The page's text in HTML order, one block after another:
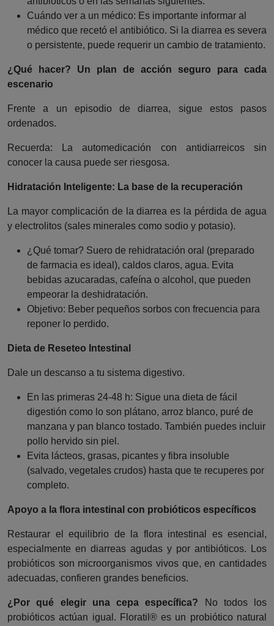
Cuándo ver a un médico: Es importante informar al
médico que recetó el antibiótico. Si la diarrea es severa
o persistente, puede requerir un cambio de tratamiento.
¿Qué hacer? Un plan de acción seguro para cada
escenario
Frente a un episodio de diarrea, sigue estos pasos
ordenados.
Recuerda: La automedicación con antidiarreicos sin
conocer la causa puede ser riesgosa.
Hidratación Inteligente: La base de la recuperación
La mayor complicación de la diarrea es la pérdida de agua
y electrolitos (sales minerales como sodio y potasio).
¿Qué tomar? Suero de rehidratación oral (preparado
de farmacia es ideal), caldos claros, agua. Evita
bebidas azucaradas, cafeína o alcohol, que pueden
empeorar la deshidratación.
Objetivo: Beber pequeños sorbos con frecuencia para
reponer lo perdido.
Dieta de Reseteo Intestinal
Dale un descanso a tu sistema digestivo.
En las primeras 24-48 h: Sigue una dieta de fácil
digestión como lo son plátano, arroz blanco, puré de
manzana y pan blanco tostado. También puedes incluir
pollo hervido sin piel.
Evita lácteos, grasas, picantes y fibra insoluble
(salvado, vegetales crudos) hasta que te recuperes por
completo.
Apoyo a la flora intestinal con probióticos específicos
Restaurar el equilibrio de la flora intestinal es esencial,
especialmente en diarreas agudas y por antibióticos. Los
probióticos son microorganismos vivos que, en cantidades
adecuadas, confieren grandes beneficios.
¿Por qué elegir una cepa específica? No todos los
probióticos actúan igual. Floratil® es un probiótico natural